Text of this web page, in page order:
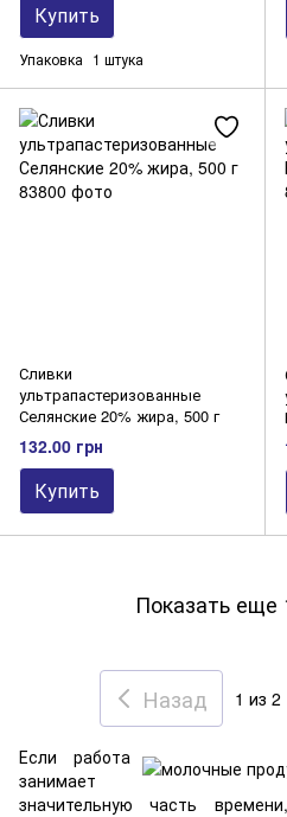
Купить
Упаковка 1 штука
Сливки
ультрапастеризованные
Селянские 20% жира, 500 г
132.00 грн
Купить
Показать еще
Назад 1 из 2
Если работа
занимает
значительную часть